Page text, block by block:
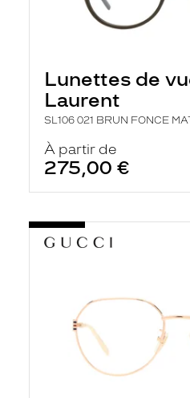
Lunettes de
Laurent
SL106 021 BRUN FONCE
À partir de
275,00 €